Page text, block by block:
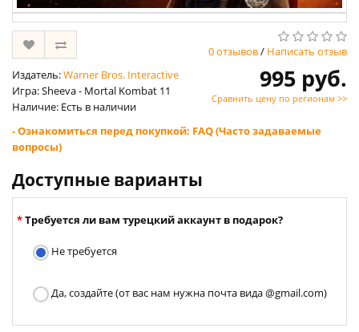
0 отзывов/ Написать отзыв
Издатель:Warner Bros. Interactive
Игра: Sheeva - Mortal Kombat 11
Наличие: Есть в наличии
995 руб.
Сравнить цену по регионам >>
- Ознакомиться перед покупкой: FAQ (Часто задаваемые
вопросы)
Доступные варианты
Требуется ли вам турецкий аккаунт в подарок?
Не требуется
Да, создайте (от вас нам нужна почта вида @gmail.com)